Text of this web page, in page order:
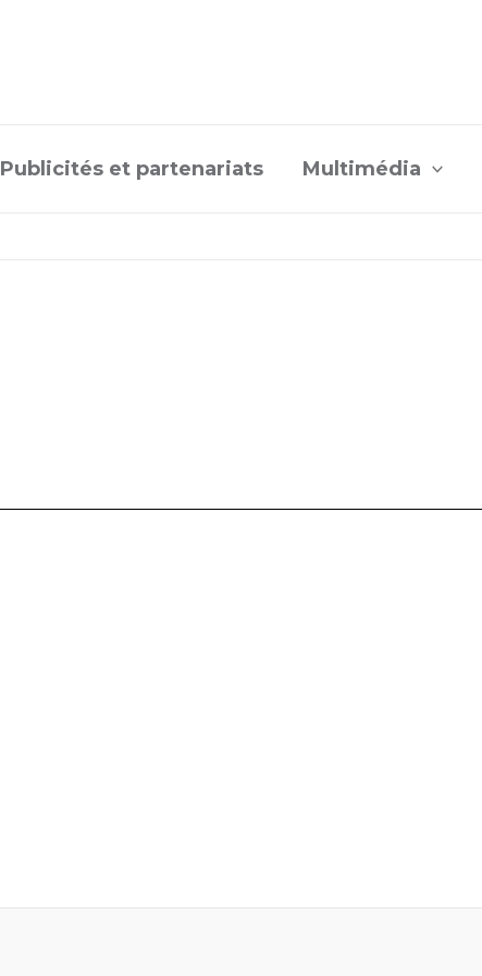
Publicités et partenariats Multimédia